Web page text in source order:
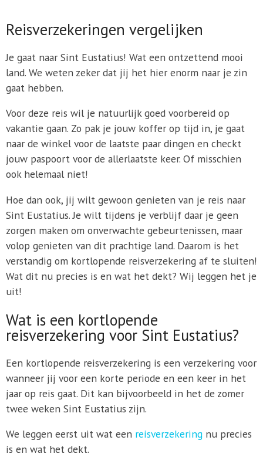
Reisverzekeringen vergelijken
Je gaat naar Sint Eustatius! Wat een ontzettend mooi
land. We weten zeker dat jij het hier enorm naar je zin
gaat hebben.
Voor deze reis wil je natuurlijk goed voorbereid op
vakantie gaan. Zo pak je jouw koffer op tijd in, je gaat
naar de winkel voor de laatste paar dingen en checkt
jouw paspoort voor de allerlaatste keer. Of misschien
ook helemaal niet!
Hoe dan ook, jij wilt gewoon genieten van je reis naar
Sint Eustatius. Je wilt tijdens je verblijf daar je geen
zorgen maken om onverwachte gebeurtenissen, maar
volop genieten van dit prachtige land. Daarom is het
verstandig om kortlopende reisverzekering af te sluiten!
Wat dit nu precies is en wat het dekt? Wij leggen het je
uit!
Wat is een kortlopende
reisverzekering voor Sint Eustatius?
Een kortlopende reisverzekering is een verzekering voor
wanneer jij voor een korte periode en een keer in het
jaar op reis gaat. Dit kan bijvoorbeeld in het de zomer
twee weken Sint Eustatius zijn.
We leggen eerst uit wat een reisverzekeringnu precies
is en wat het dekt.